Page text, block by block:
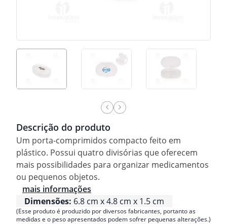
Descrição do produto
Um porta-comprimidos compacto feito em
plástico. Possui quatro divisórias que oferecem
mais possibilidades para organizar medicamentos
ou pequenos objetos.
mais informações
Dimensões: 6.8 cm x 4.8 cm x 1.5 cm
(Esse produto é produzido por diversos fabricantes, portanto as
medidas e o peso apresentados podem sofrer pequenas alterações.)